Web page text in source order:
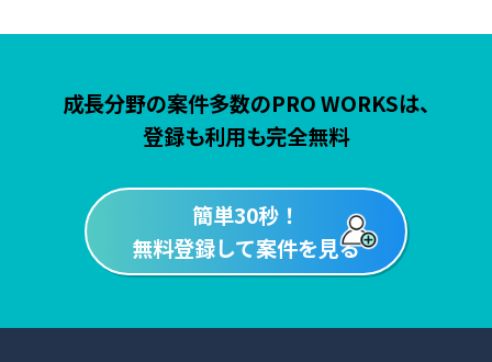
成長分野の案件多数のPRO WORKSは、
登録も利用も完全無料
簡単30秒！
無料登録して案件を見る